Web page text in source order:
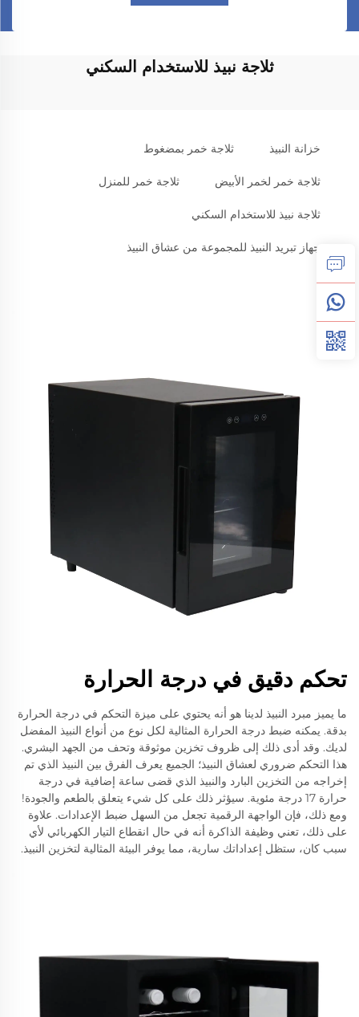
ثلاجة نبيذ للاستخدام السكني
خزانة النبيذ ثلاجة خمر بمضغوط
ثلاجة خمر لخمر الأبيض ثلاجة خمر للمنزل
ثلاجة نبيذ للاستخدام السكني
جهاز تبريد النبيذ للمجموعة من عشاق النبيذ
تحكم دقيق في درجة الحرارة
ما يميز مبرد النبيذ لدينا هو أنه يحتوي على ميزة التحكم في درجة الحرارة
بدقة. يمكنه ضبط درجة الحرارة المثالية لكل نوع من أنواع النبيذ المفضل
لديك. وقد أدى ذلك إلى ظروف تخزين موثوقة وتحف من الجهد البشري.
هذا التحكم ضروري لعشاق النبيذ؛ الجميع يعرف الفرق بين النبيذ الذي تم
إخراجه من التخزين البارد والنبيذ الذي قضى ساعة إضافية في درجة
حرارة 17 درجة مئوية. سيؤثر ذلك على كل شيء يتعلق بالطعم والجودة!
ومع ذلك، فإن الواجهة الرقمية تجعل من السهل ضبط الإعدادات. علاوة
على ذلك، تعني وظيفة الذاكرة أنه في حال انقطاع التيار الكهربائي لأي
سبب كان، ستظل إعداداتك سارية، مما يوفر البيئة المثالية لتخزين النبيذ.